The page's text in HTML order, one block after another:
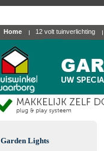
Home 12 volt tuinverlichting
Garden Lights